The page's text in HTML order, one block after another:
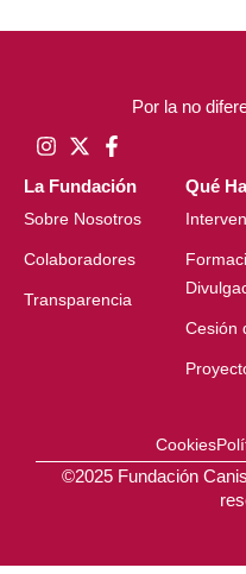
Por la no
La Fundación
Sobre Nosotros
Colaboradores
Transparencia
Qué
Cesión
Cookies
©2025 Fundación